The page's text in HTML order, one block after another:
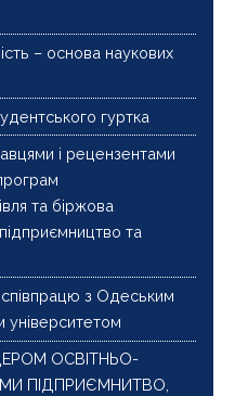
– основа наукових
гуртка
і рецензентами
та біржова
та
з Одеським
університетом
ОСВІТНЬО-
ПІДПРИЄМНИТВО,